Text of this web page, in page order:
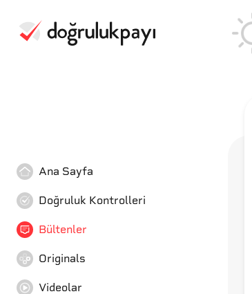
Ana Sayfa
Doğruluk Kontrolleri
Bültenler
Originals
Videolar